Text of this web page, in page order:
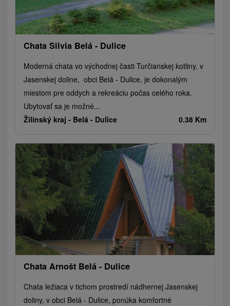
Chata Silvia Belá - Dulice
Moderná chata vo východnej časti Turčianskej kotliny, v
Jasenskej doline, obci Belá - Dulice, je dokonalým
miestom pre oddych a rekreáciu počas celého roka.
Ubytovať sa je možné...
Žilinský kraj - Belá - Dulice 0.38 Km
Chata Arnošt Belá - Dulice
Chata ležiaca v tichom prostredí nádhernej Jasenskej
doliny, v obci Belá - Dulice, ponúka komfortné